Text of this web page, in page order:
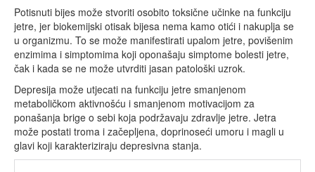
Potisnuti bijes može stvoriti osobito toksične učinke na funkciju
jetre, jer biokemijski otisak bijesa nema kamo otići i nakuplja se
u organizmu. To se može manifestirati upalom jetre, povišenim
enzimima i simptomima koji oponašaju simptome bolesti jetre,
čak i kada se ne može utvrditi jasan patološki uzrok.
Depresija može utjecati na funkciju jetre smanjenom
metaboličkom aktivnošću i smanjenom motivacijom za
ponašanja brige o sebi koja podržavaju zdravlje jetre. Jetra
može postati troma i začepljena, doprinoseći umoru i magli u
glavi koji karakteriziraju depresivna stanja.